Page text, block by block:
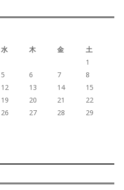
水 木 金
土
1
5 6 7
8
12 13 14
15
19 20 21
22
26 27 28
29